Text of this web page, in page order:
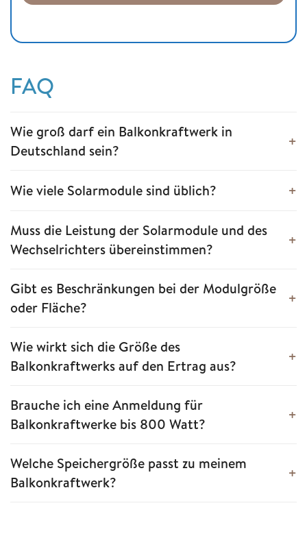
FAQ
Wie groß darf ein Balkonkraftwerk in
Deutschland sein?
Wie viele Solarmodule sind üblich?
Muss die Leistung der Solarmodule und des
Wechselrichters übereinstimmen?
Gibt es Beschränkungen bei der Modulgröße
oder Fläche?
Wie wirkt sich die Größe des
Balkonkraftwerks auf den Ertrag aus?
Brauche ich eine Anmeldung für
Balkonkraftwerke bis 800 Watt?
Welche Speichergröße passt zu meinem
Balkonkraftwerk?